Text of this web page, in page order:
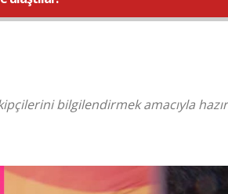
bilgilendirmek amacıyla